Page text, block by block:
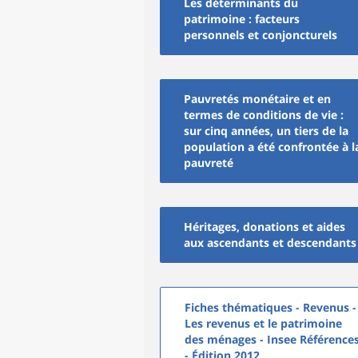
patrimoine : facteurs
personnels et conjoncturels
Pauvretés monétaire et en
termes de conditions de vie :
sur cinq années, un tiers de la
population a été confrontée à
pauvreté
Héritages, donations et aides
aux ascendants et descendants
Fiches thématiques - Revenus -
Les revenus et le patrimoine
des ménages - Insee